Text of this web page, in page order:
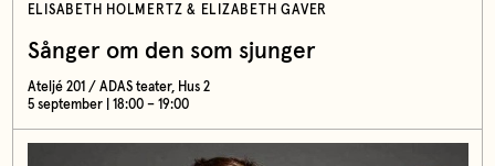
ELISABETH HOLMERTZ & ELIZABETH GAVER
Sånger om den som sjunger
Ateljé 201 / ADAS teater, Hus 2
5 september | 18:00 – 19:00